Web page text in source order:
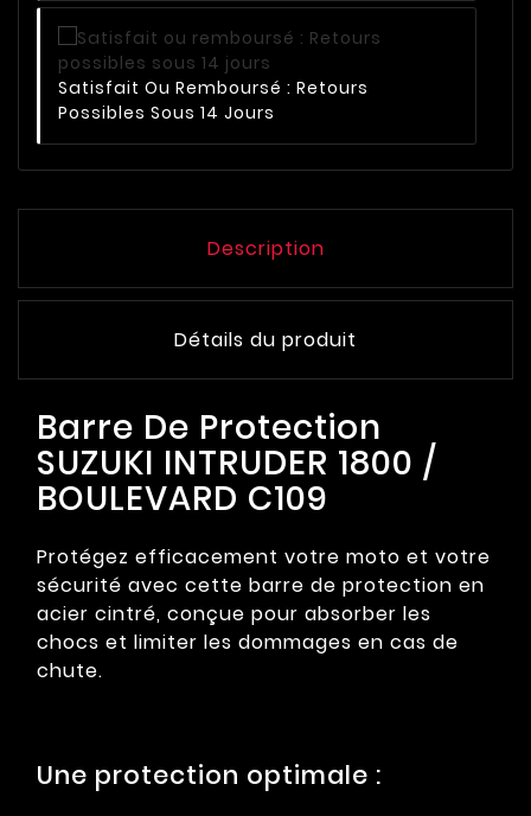
Satisfait Ou Remboursé : Retours
Possibles Sous 14 Jours
Description
Détails du produit
Barre De Protection
SUZUKI INTRUDER 1800 /
BOULEVARD C109
Protégez efficacement votre moto et votre
sécurité avec cette barre de protection en
acier cintré, conçue pour absorber les
chocs et limiter les dommages en cas de
chute.
Une protection optimale :